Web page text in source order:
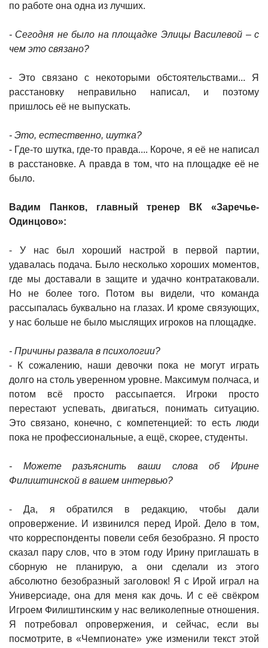
по работе она одна из лучших.
- Сегодня не было на площадке Элицы Василевой – с
чем это связано?
- Это связано с некоторыми обстоятельствами... Я
расстановку неправильно написал, и поэтому
пришлось её не выпускать.
- Это, естественно, шутка?
- Где-то шутка, где-то правда.... Короче, я её не написал
в расстановке. А правда в том, что на площадке её не
было.
Вадим Панков, главный тренер ВК «Заречье-
Одинцово»:
- У нас был хороший настрой в первой партии,
удавалась подача. Было несколько хороших моментов,
где мы доставали в защите и удачно контратаковали.
Но не более того. Потом вы видели, что команда
рассыпалась буквально на глазах. И кроме связующих,
у нас больше не было мыслящих игроков на площадке.
- Причины развала в психологии?
- К сожалению, наши девочки пока не могут играть
долго на столь уверенном уровне. Максимум полчаса, и
потом всё просто рассыпается. Игроки просто
перестают успевать, двигаться, понимать ситуацию.
Это связано, конечно, с компетенцией: то есть люди
пока не профессиональные, а ещё, скорее, студенты.
- Можете разъяснить ваши слова об Ирине
Филиштинской в вашем интервью?
- Да, я обратился в редакцию, чтобы дали
опровержение. И извинился перед Ирой. Дело в том,
что корреспонденты повели себя безобразно. Я просто
сказал пару слов, что в этом году Ирину приглашать в
сборную не планирую, а они сделали из этого
абсолютно безобразный заголовок! Я с Ирой играл на
Универсиаде, она для меня как дочь. И с её свёкром
Игроем Филиштинским у нас великолепные отношения.
Я потребовал опровержения, и сейчас, если вы
посмотрите, в «Чемпионате» уже изменили текст этой